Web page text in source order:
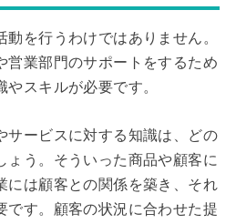
を行うわけではありません。
営業部門のサポートをするため
スキルが必要です。
サービスに対する知識は、どの
ょう。そういった商品や顧客に
には顧客との関係を築き、それ
です。顧客の状況に合わせた提